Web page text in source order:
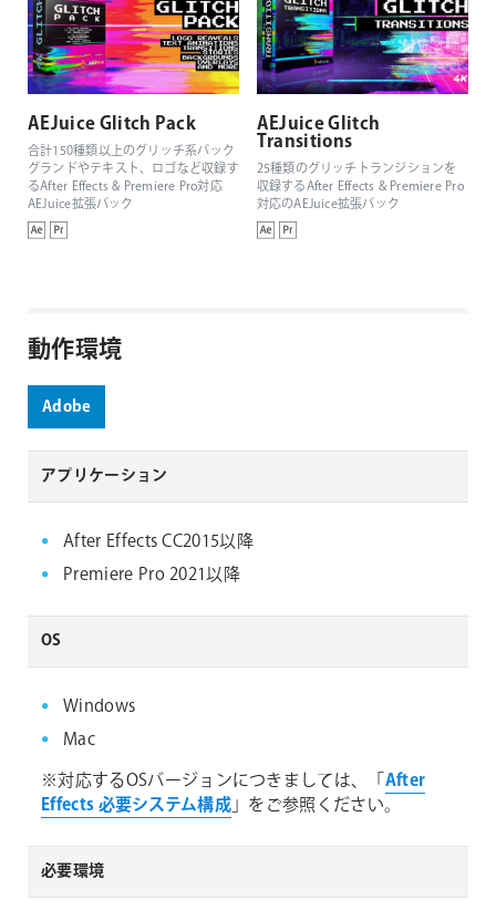
AEJuice Glitch Pack
合計150種類以上のグリッチ系バック
グランドやテキスト、ロゴなど収録す
るAfter Effects & Premiere Pro対応
AEJuice拡張パック
AEJuice Glitch
Transitions
25種類のグリッチトランジションを
収録するAfter Effects & Premiere Pro
対応のAEJuice拡張パック
動作環境
Adobe
アプリケーション
After Effects CC2015以降
Premiere Pro 2021以降
OS
Windows
Mac
※対応するOSバージョンにつきましては、「 After
Effects 必要システム構成」をご参照ください。
必要環境